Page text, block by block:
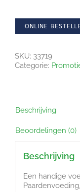
ONLINE
SKU: 33719
Categorie:
Beschrijving
Beoordelingen (0)
Beschrijving
Een handige